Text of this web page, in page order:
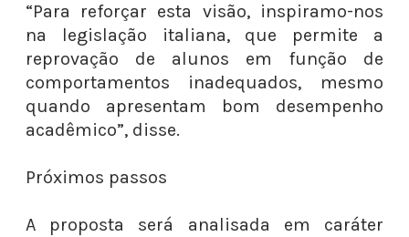
“Para reforçar esta visão, inspiramo-nos
na legislação italiana, que permite a
reprovação de alunos em função de
comportamentos inadequados, mesmo
quando apresentam bom desempenho
acadêmico”, disse.
Próximos passos
A proposta será analisada em caráter